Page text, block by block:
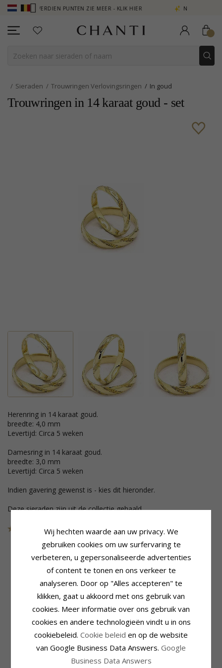
VERDIEN PUNTEN ZIE MEER - KLIK HIER NEW COLLECTION | AURA
Sieraden Trouwringen Verlovingsringen In goud
Trouwringen in 14 karaat goud - set
Herenring in 14 karaat goud.
breedte: 4,0 mm
Levertijd: Circa 5 weken
Damesring in 14 karaat goud.
breedte: 3,0 mm
Levertijd: Circa 5 weken
Indien gavering gewenst is - kies dit hieronder.
Deze sieraden zijn uit de collectie gehaald
Art.nr. 47200G407200G30 LAATSTE
Productinformatie
Ringtype: Herenring
14
Goud
Oppervlak:Glanzend
Ring
Breedte: 4,0 mm
Dikte:1,3 mm
3,1 G
Levertijd:Circa 5 Weken
Ringtype:Damesring
14
Breedte: 3,0 mm
Dikte: 1,3 mm
Gewicht:2,3 G
Wij hechten waarde aan uw privacy. We
gebruiken cookies om uw surfervaring te
verbeteren, u gepersonaliseerde advertenties
of content te tonen en ons verkeer te
analyseren. Door op "Alles accepteren" te
klikken, gaat u akkoord met ons gebruik van
cookies. Meer informatie over ons gebruik van
cookies en andere technologieën vindt u in ons
cookiebeleid. Cookie beleid en op de website
van Google Business Data Answers. Google
Business Data Answers